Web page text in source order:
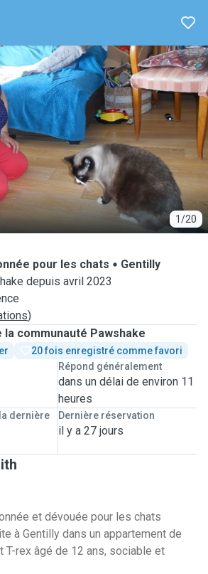
1/20
pour les chats
Gentilly
depuis avril 2023
)
communauté Pawshake
20 fois enregistré comme favori
Répond généralement
dans un délai de environ 11
heures
dernière
Dernière réservation
il y a 27 jours
et dévouée pour les chats
à Gentilly dans un appartement de
T-rex âgé de 12 ans, sociable et